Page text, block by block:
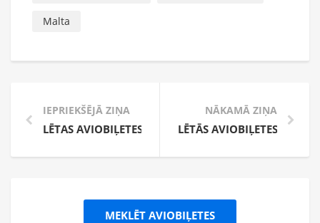
Malta
IEPRIEKŠĒJĀ ZIŅA
LĒTAS AVIOBIĻETES NO TURKISH AIRLINES – AKCIJA
NĀKAMĀ ZIŅA
LĒTĀS AVIOBIĻETES UZ
MEKLĒT AVIOBIĻETES